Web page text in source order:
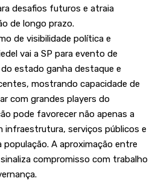
desafios futuros e atraia
de longo prazo.
de visibilidade política e
vai a SP para evento de
estado ganha destaque e
mostrando capacidade de
com grandes players do
pode favorecer não apenas a
infraestrutura, serviços públicos e
população. A aproximação entre
compromisso com trabalho